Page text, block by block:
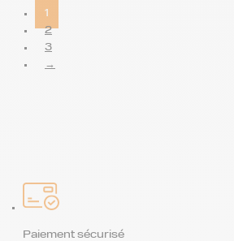
1
2
3
→
Paiement sécurisé